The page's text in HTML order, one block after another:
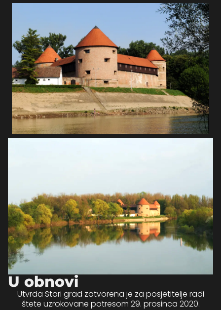
U obnovi
Utvrda Stari grad zatvorena je za posjetitelje radi
štete uzrokovane potresom 29. prosinca 2020.